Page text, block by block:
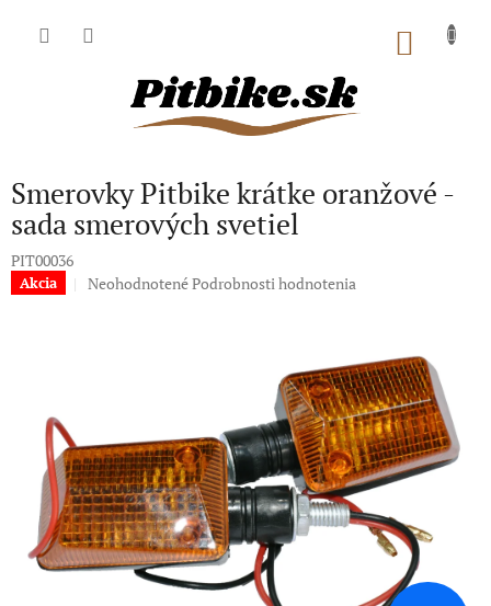
Smerovky Pitbike krátke oranžové -
sada smerových svetiel
PIT00036
Akcia
Priemerné
NeohodnotenéPodrobnosti hodnotenia